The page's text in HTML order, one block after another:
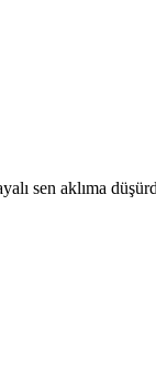
sen aklıma